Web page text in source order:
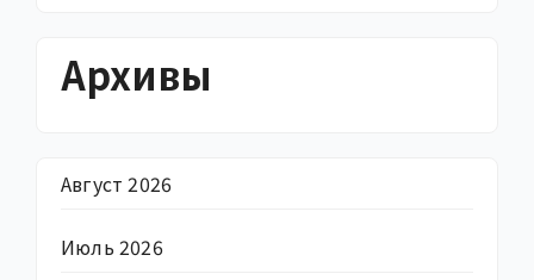
Архивы
Август 2026
Июль 2026